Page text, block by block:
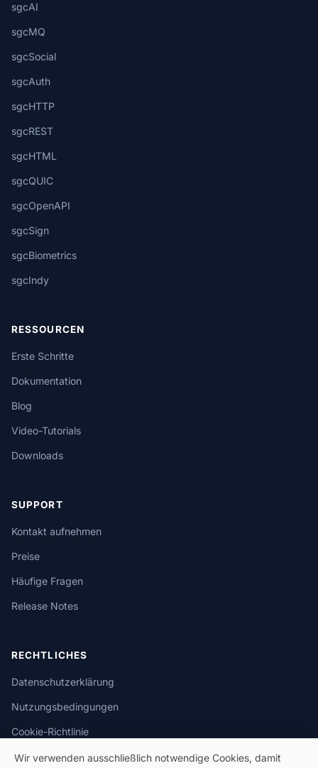
sgcAI
sgcMQ
sgcSocial
sgcAuth
sgcHTTP
sgcREST
sgcHTML
sgcQUIC
sgcOpenAPI
sgcSign
sgcBiometrics
sgcIndy
RESSOURCEN
Erste Schritte
Dokumentation
Blog
Video-Tutorials
Downloads
SUPPORT
Kontakt aufnehmen
Preise
Häufige Fragen
Release Notes
RECHTLICHES
Datenschutzerklärung
Nutzungsbedingungen
Cookie-Richtlinie
Wir verwenden ausschließlich notwendige Cookies, damit